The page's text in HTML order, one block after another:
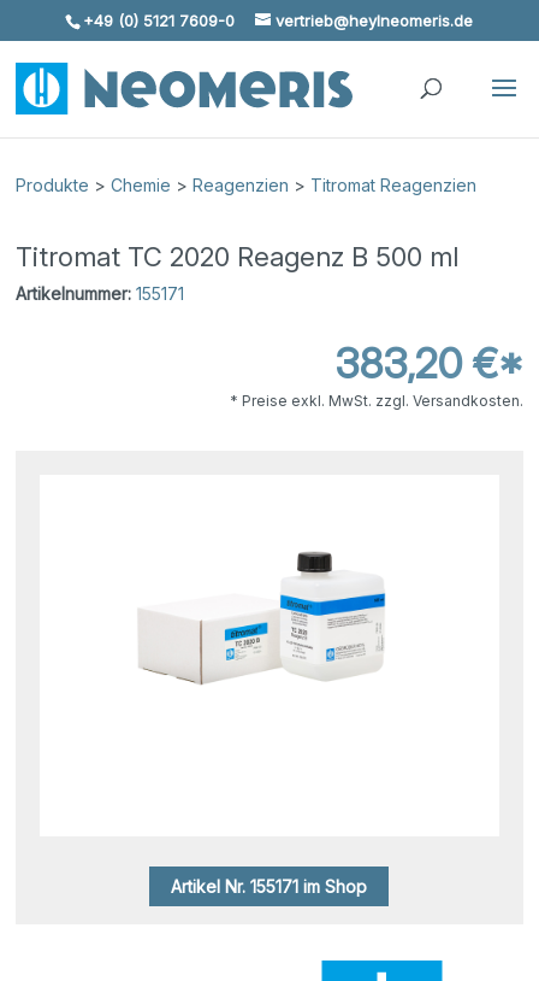
Skip To Content
+49 (0) 5121 7609-0 vertrieb@heylneomeris.de
Produkte >Chemie >Reagenzien > Titromat Reagenzien
Titromat TC 2020 Reagenz B 500 ml
Artikelnummer: 155171
383,20 €*
* Preise exkl. MwSt. zzgl. Versandkosten.
Artikel Nr. 155171 im Shop